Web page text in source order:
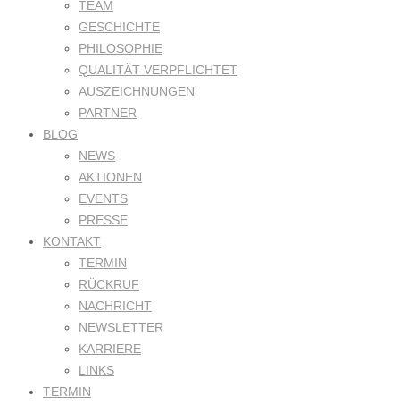
TEAM
GESCHICHTE
PHILOSOPHIE
QUALITÄT VERPFLICHTET
AUSZEICHNUNGEN
PARTNER
BLOG
NEWS
AKTIONEN
EVENTS
PRESSE
KONTAKT
TERMIN
RÜCKRUF
NACHRICHT
NEWSLETTER
KARRIERE
LINKS
TERMIN